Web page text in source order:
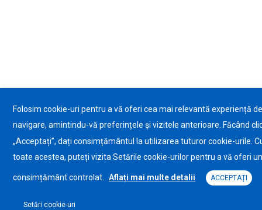
Folosim cookie-uri pentru a vă oferi cea mai relevantă experiență de
navigare, amintindu-vă preferințele și vizitele anterioare. Făcând
„Acceptați”, dați consimțământul la utilizarea tuturor cookie-urile.
toate acestea, puteți vizita Setările cookie-urilor pentru a vă oferi un
consimțământ controlat. Aflați mai multe detalii ACCEPTAȚI
Setări cookie-uri